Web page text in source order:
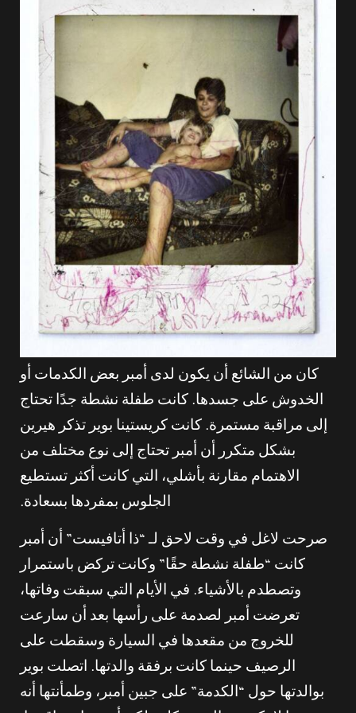
كان من الشائع أن يكون لدى أمبر بعض الكدمات أو
الخدوش على جسدها. كانت طفلة نشطة جدًا تحتاج
إلى مراقبة مستمرة. كانت كريستينا بوير تذكر هيرين
بشكل متكرر أن أمبر تحتاج إلى نوع مختلف من
الاهتمام مقارنة بأشلي، التي كانت أكثر تستطيع
الجلوس بمفردها بسعادة.
صرحت لاغل في وقت لاحق لـ “ذا أتافيست” أن أمبر
كانت “طفلة نشطة حقًا” وكانت تركض باستمرار
وتصطدم بالأشياء. في الأيام التي سبقت وفاتها،
تعرضت أمبر لصدمة على رأسها بعد أن سارعت
للخروج من مقعدها في السيارة وسقطت على
الرصيف حينما كانت برفقة والدتها. اتصلت بوير
بوالدتها حول “الكدمة” على جبين أمبر، وطمأنتها أنه